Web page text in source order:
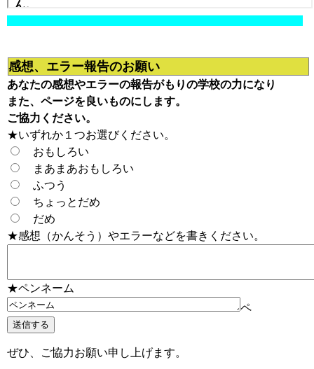
感想、エラー報告のお願い
あなたの感想やエラーの報告がもりの学校の力になり
また、ページを良いものにします。
ご協力ください。
★いずれか１つお選びください。
おもしろい
まあまあおもしろい
ふつう
ちょっとだめ
だめ
★感想（かんそう）やエラーなどを書きください。
★ペンネーム
ペ
ぜひ、ご協力お願い申し上げます。